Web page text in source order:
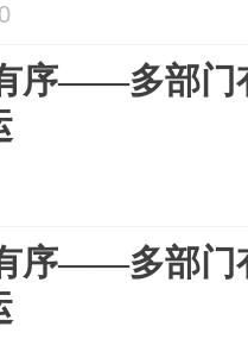
序——多部门
序——多部门